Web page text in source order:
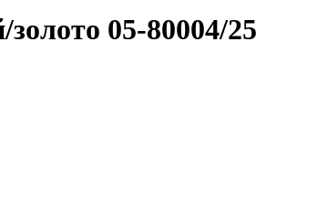
05-80004/25